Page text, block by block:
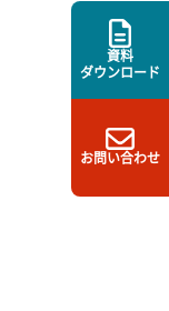
資料
ダウンロード
お問い合わせ